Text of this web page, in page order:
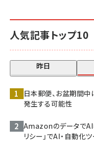
人気記事トップ10
昨日
日本郵便、お盆期間中
発生する可能性
AmazonのデータでAI
リシー」でAI・自動化